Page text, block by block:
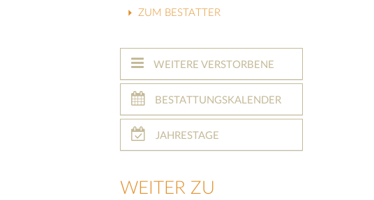
ZUM BESTATTER
WEITERE VERSTORBENE
BESTATTUNGSKALENDER
JAHRESTAGE
WEITER ZU